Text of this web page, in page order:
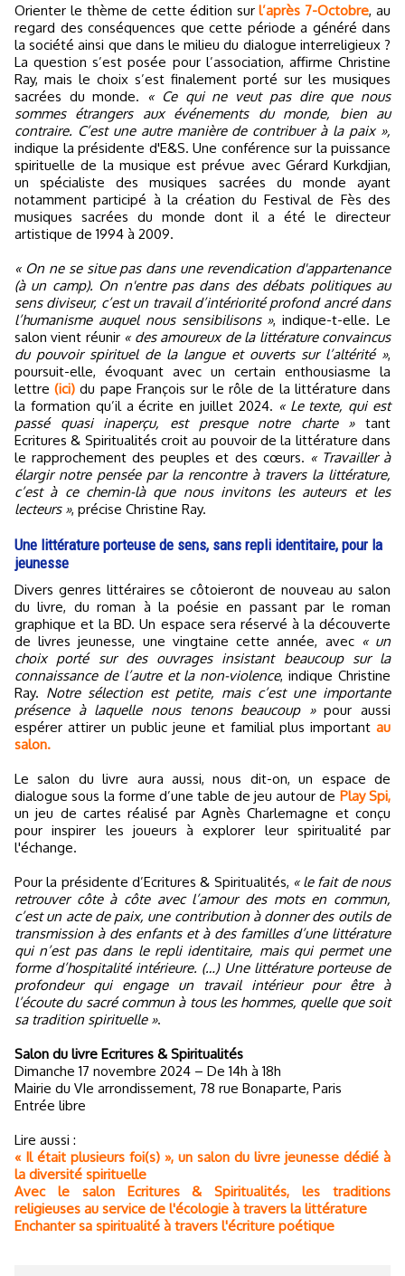
Orienter le thème de cette édition surl’après 7-Octobre, au
regard des conséquences que cette période a généré dans
la société ainsi que dans le milieu du dialogue interreligieux ?
La question s’est posée pour l’association, affirme Christine
Ray, mais le choix s’est finalement porté sur les musiques
sacrées du monde. « Ce qui ne veut pas dire que nous
sommes étrangers aux événements du monde, bien au
contraire. C’est une autre manière de contribuer à la paix »,
indique la présidente d'E&S. Une conférence sur la puissance
spirituelle de la musique est prévue avec Gérard Kurkdjian,
un spécialiste des musiques sacrées du monde ayant
notamment participé à la création du Festival de Fès des
musiques sacrées du monde dont il a été le directeur
artistique de 1994 à 2009.
« On ne se situe pas dans une revendication d'appartenance
(à un camp). On n'entre pas dans des débats politiques au
sens diviseur, c’est un travail d’intériorité profond ancré dans
l’humanisme auquel nous sensibilisons », indique-t-elle. Le
salon vient réunir « des amoureux de la littérature convaincus
du pouvoir spirituel de la langue et ouverts sur l’altérité »,
poursuit-elle, évoquant avec un certain enthousiasme la
lettre(ici) du pape François sur le rôle de la littérature dans
la formation qu’il a écrite en juillet 2024. « Le texte, qui est
passé quasi inaperçu, est presque notre charte »tant
Ecritures & Spiritualités croit au pouvoir de la littérature dans
le rapprochement des peuples et des cœurs. « Travailler à
élargir notre pensée par la rencontre à travers la littérature,
c’est à ce chemin-là que nous invitons les auteurs et les
lecteurs », précise Christine Ray.
Une littérature porteuse de sens, sans repli identitaire, pour la
jeunesse
Divers genres littéraires se côtoieront de nouveau au salon
du livre, du roman à la poésie en passant par le roman
graphique et la BD. Un espace sera réservé à la découverte
de livres jeunesse, une vingtaine cette année, avec « un
choix porté sur des ouvrages insistant beaucoup sur la
connaissance de l’autre et la non-violence, indique Christine
Ray. Notre sélection est petite, mais c’est une importante
présence à laquelle nous tenons beaucoup »pour aussi
espérer attirer un public jeune et familial plus important au
salon.
Le salon du livre aura aussi, nous dit-on, un espace de
dialogue sous la forme d’une table de jeu autour de Play Spi,
un jeu de cartes réalisé par Agnès Charlemagne et conçu
pour inspirer les joueurs à explorer leur spiritualité par
l'échange.
Pour la présidente d’Ecritures & Spiritualités, « le fait de nous
retrouver côte à côte avec l’amour des mots en commun,
c’est un acte de paix, une contribution à donner des outils de
transmission à des enfants et à des familles d’une littérature
qui n’est pas dans le repli identitaire, mais qui permet une
forme d’hospitalité intérieure. (…) Une littérature porteuse de
profondeur qui engage un travail intérieur pour être à
l’écoute du sacré commun à tous les hommes, quelle que soit
sa tradition spirituelle ».
Salon du livre Ecritures & Spiritualités
Dimanche 17 novembre 2024 – De 14h à 18h
Mairie du VIe arrondissement, 78 rue Bonaparte, Paris
Entrée libre
Lire aussi :
« Il était plusieurs foi(s) », un salon du livre jeunesse dédié à
la diversité spirituelle
Avec le salon Ecritures & Spiritualités, les traditions
religieuses au service de l'écologie à travers la littérature
Enchanter sa spiritualité à travers l'écriture poétique